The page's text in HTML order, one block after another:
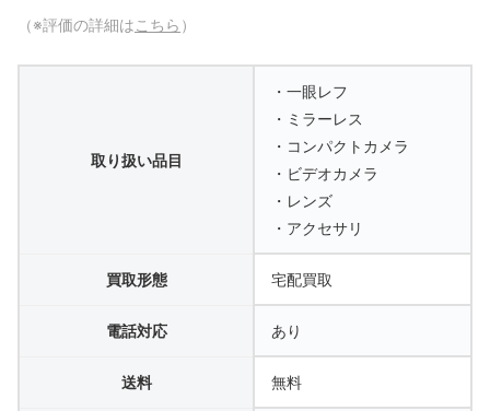
（※評価の詳細はこちら ）
取り扱い品目
・一眼レフ
・ミラーレス
・コンパクトカメラ
・ビデオカメラ
・レンズ
・アクセサリ
買取形態 宅配買取
電話対応 あり
送料 無料